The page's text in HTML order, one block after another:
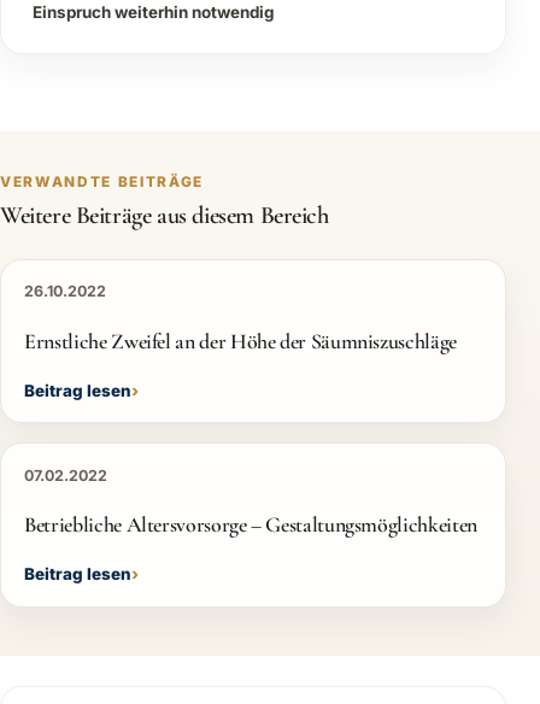
Einspruch weiterhin notwendig
VERWANDTE BEITRÄGE
Weitere Beiträge aus diesem Bereich
26.10.2022
Ernstliche Zweifel an der Höhe der Säumniszuschläge
Beitrag lesen
07.02.2022
Betriebliche Altersvorsorge – Gestaltungsmöglichkeiten
Beitrag lesen